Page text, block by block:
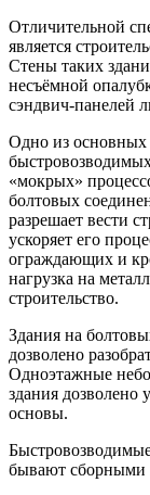
Отличительной
является
Стены таких
несъёмной
сэндвич-панелей
Одно из основных
«мокрых»
болтовых
разрешает вести
ускоряет его
ограждающих и
нагрузка на
строительство.
Здания на
дозволено
Одноэтажные
здания дозволено
основы.
бывают сборными